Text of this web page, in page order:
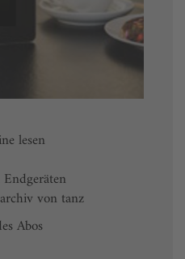
lesen
von tanz
Abos